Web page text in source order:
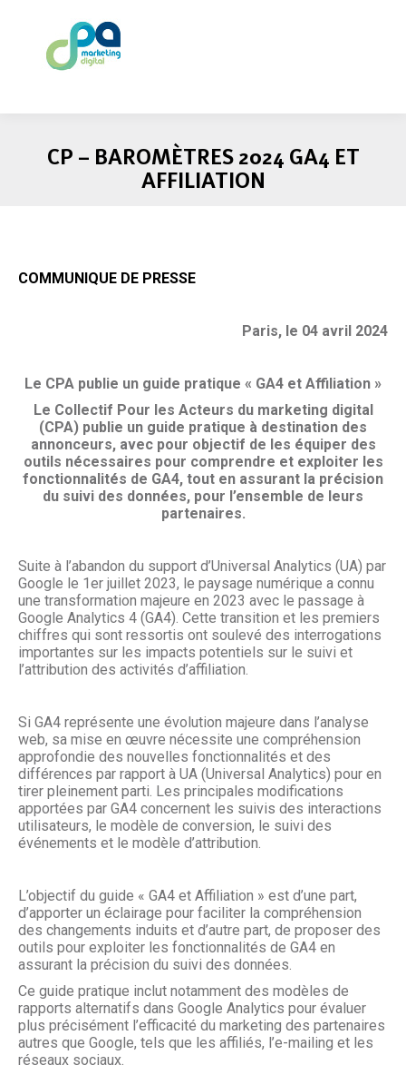
CP – BAROMÈTRES 2024 GA4 ET
AFFILIATION
COMMUNIQUE DE PRESSE
Paris, le 04 avril 2024
Le CPA publie un guide pratique « GA4 et Affiliation »
Le Collectif Pour les Acteurs du marketing digital
(CPA) publie un guide pratique à destination des
annonceurs, avec pour objectif de les équiper des
outils nécessaires pour comprendre et exploiter les
fonctionnalités de GA4, tout en assurant la précision
du suivi des données, pour l’ensemble de leurs
partenaires.
Suite à l’abandon du support d’Universal Analytics (UA) par
Google le 1er juillet 2023, le paysage numérique a connu
une transformation majeure en 2023 avec le passage à
Google Analytics 4 (GA4). Cette transition et les premiers
chiffres qui sont ressortis ont soulevé des interrogations
importantes sur les impacts potentiels sur le suivi et
l’attribution des activités d’affiliation.
Si GA4 représente une évolution majeure dans l’analyse
web, sa mise en œuvre nécessite une compréhension
approfondie des nouvelles fonctionnalités et des
différences par rapport à UA (Universal Analytics) pour en
tirer pleinement parti. Les principales modifications
apportées par GA4 concernent les suivis des interactions
utilisateurs, le modèle de conversion, le suivi des
événements et le modèle d’attribution.
L’objectif du guide « GA4 et Affiliation » est d’une part,
d’apporter un éclairage pour faciliter la compréhension
des changements induits et d’autre part, de proposer des
outils pour exploiter les fonctionnalités de GA4 en
assurant la précision du suivi des données.
Ce guide pratique inclut notamment des modèles de
rapports alternatifs dans Google Analytics pour évaluer
plus précisément l’efficacité du marketing des partenaires
autres que Google, tels que les affiliés, l’e-mailing et les
réseaux sociaux.